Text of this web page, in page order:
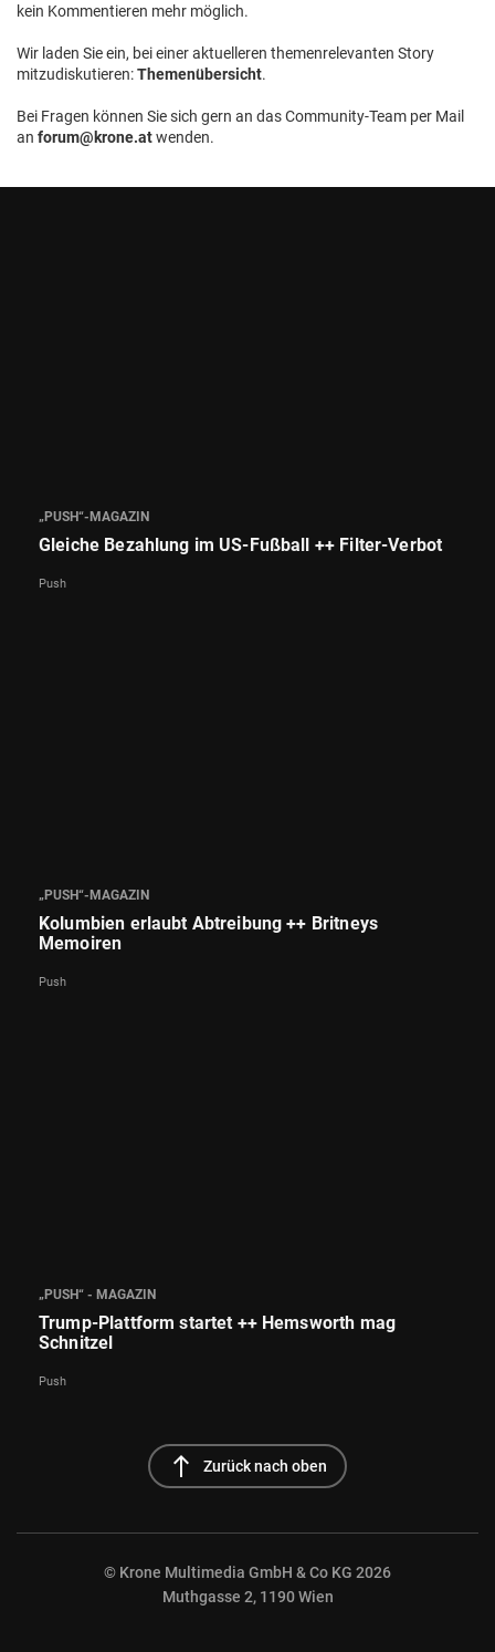
kein Kommentieren mehr möglich.
Wir laden Sie ein, bei einer aktuelleren themenrelevanten Story
mitzudiskutieren:Themenübersicht.
Bei Fragen können Sie sich gern an das Community-Team per Mail
an forum@krone.atwenden.
„PUSH“-MAGAZIN
Gleiche Bezahlung im US-Fußball ++ Filter-Verbot
Push
„PUSH“-MAGAZIN
Kolumbien erlaubt Abtreibung ++ Britneys
Memoiren
Push
„PUSH“ - MAGAZIN
Trump-Plattform startet ++ Hemsworth mag
Schnitzel
Push
north Zurück nach oben
© Krone Multimedia GmbH & Co KG 2026
Muthgasse 2, 1190 Wien